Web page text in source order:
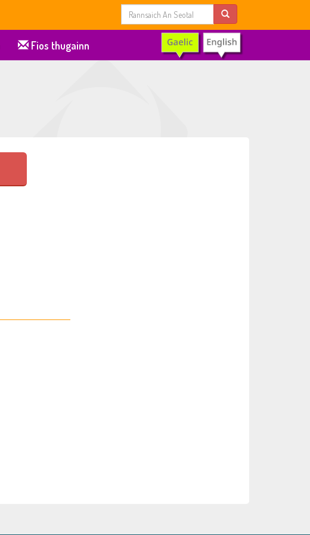
Fios thugainn